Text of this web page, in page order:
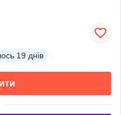
19 днів